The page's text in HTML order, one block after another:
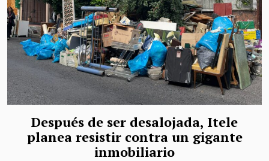
Después de ser desalojada, Itele
planea resistir contra un gigante
inmobiliario